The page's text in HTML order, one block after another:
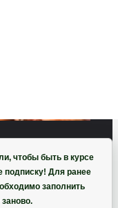
чтобы быть в курсе
подписку! Для ранее
заполнить